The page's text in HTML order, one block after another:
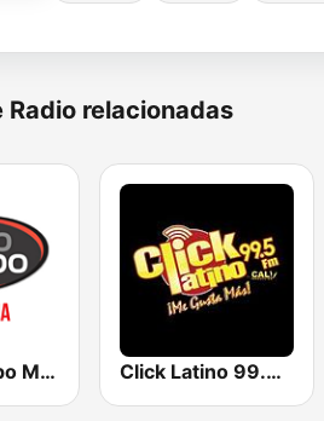
Radio relacionadas
Radio Tiempo Montería Click Latino 99.5 FM